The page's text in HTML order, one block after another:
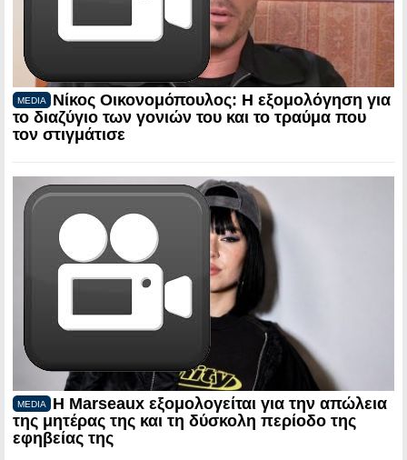
MEDIA
Νίκος Οικονομόπουλος: Η εξομολόγηση για
το διαζύγιο των γονιών του και το τραύμα που
τον στιγμάτισε
MEDIA
Η Marseaux εξομολογείται για την απώλεια
της μητέρας της και τη δύσκολη περίοδο της
εφηβείας της